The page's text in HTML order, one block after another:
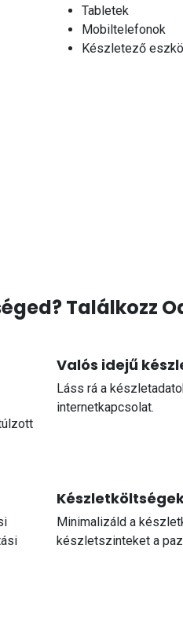
Tabletek
Mobiltelefonok
Készletező
Találkozz
Valós idejű
Láss rá a
internetkapcsolat.
Minimalizáld a
készletszinteket a